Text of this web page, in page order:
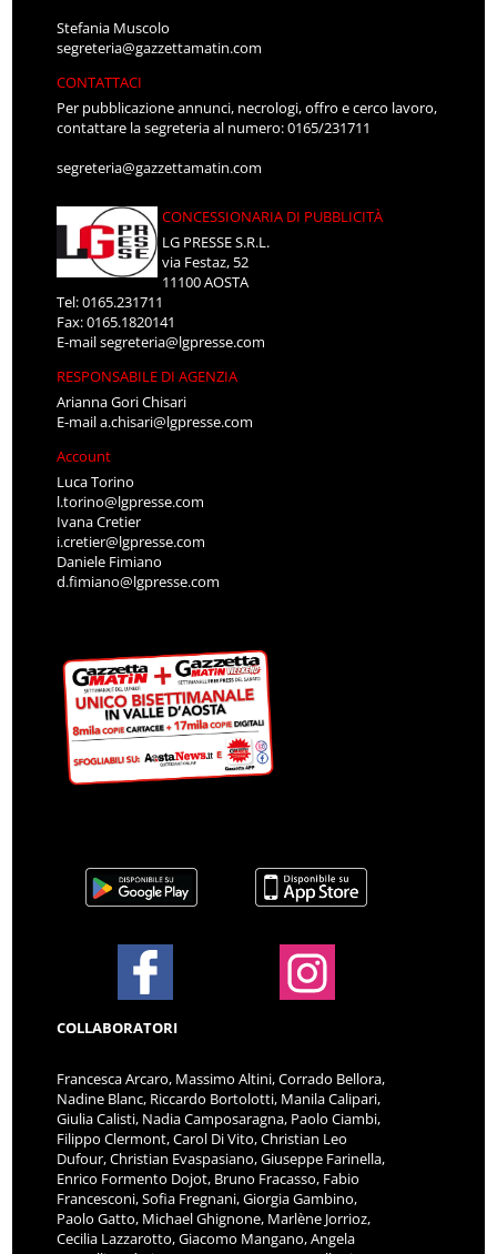
Stefania Muscolo
segreteria@gazzettamatin.com
CONTATTACI
Per pubblicazione annunci, necrologi, offro e cerco lavoro,
contattare la segreteria al numero: 0165/231711
segreteria@gazzettamatin.com
CONCESSIONARIA DI PUBBLICITÀ
LG PRESSE S.R.L.
via Festaz, 52
11100 AOSTA
Tel: 0165.231711
Fax: 0165.1820141
E-mailsegreteria@lgpresse.com
RESPONSABILE DI AGENZIA
Arianna Gori Chisari
E-maila.chisari@lgpresse.com
Account
Luca Torino
l.torino@lgpresse.com
Ivana Cretier
i.cretier@lgpresse.com
Daniele Fimiano
d.fimiano@lgpresse.com
COLLABORATORI
Francesca Arcaro, Massimo Altini, Corrado Bellora,
Nadine Blanc, Riccardo Bortolotti, Manila Calipari,
Giulia Calisti, Nadia Camposaragna, Paolo Ciambi,
Filippo Clermont, Carol Di Vito, Christian Leo
Dufour, Christian Evaspasiano, Giuseppe Farinella,
Enrico Formento Dojot, Bruno Fracasso, Fabio
Francesconi, Sofia Fregnani, Giorgia Gambino,
Paolo Gatto, Michael Ghignone, Marlène Jorrioz,
Cecilia Lazzarotto, Giacomo Mangano, Angela